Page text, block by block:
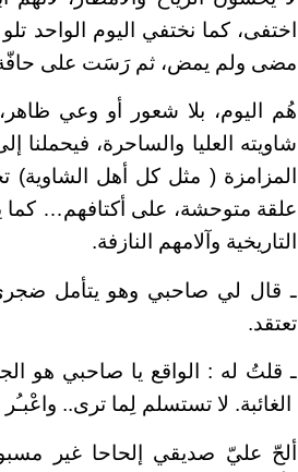
اختفى، كما نختفي اليوم الواحد
مضى ولم يمض، ثم رَسَت على حافّة
هُم اليوم، بلا شعور أو وعي
شاويته العليا والساحرة،
المزامزة ( مثل كل أهل الشاوية)
علقة متوحشة، على أكتافهم… كما
التاريخية وآلامهم النازفة.
ـ قال لي صاحبي وهو يتأمل
تعتقد.
ـ قلتُ له : الواقع يا صاحبي هو
الغائبة. لا تستسلم لِما ترى.. واعْبـُر
ألحّ عليّ صديقي إلحاحا غير